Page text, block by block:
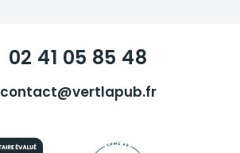
02 41 05 85 48
contact@vertlapub.fr